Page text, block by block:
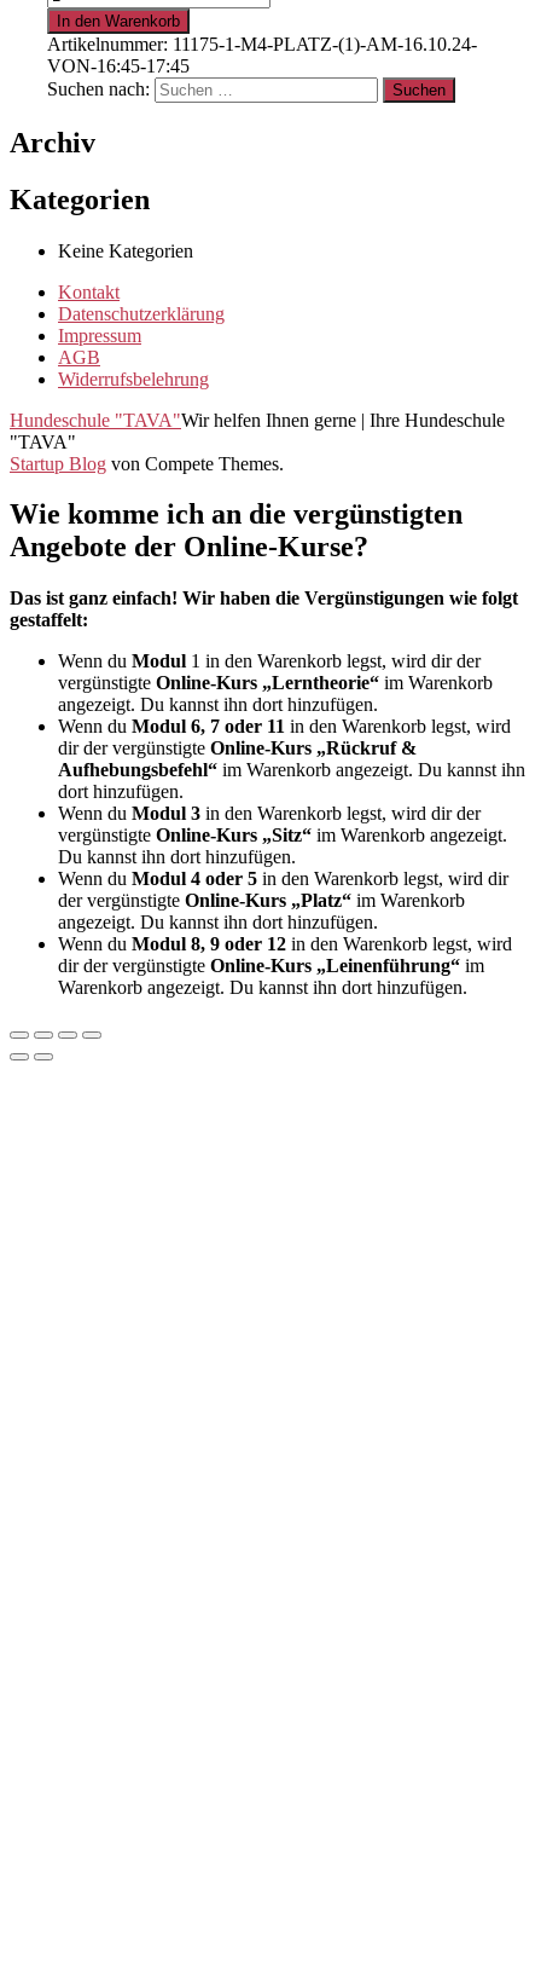
15% für Clubmitglieder!Infohier
Clubmitglied werden ?
In den Warenkorb
Artikelnummer: 11175-1-M4-PLATZ-(1)-AM-16.10.24-
VON-16:45-17:45
Suchen nach:
Archiv
Kategorien
Keine Kategorien
Kontakt
Datenschutzerklärung
Impressum
AGB
Widerrufsbelehrung
Hundeschule "TAVA"Wir helfen Ihnen gerne | Ihre Hundeschule
"TAVA"
Startup Blog von Compete Themes.
Wie komme ich an die vergünstigten
Angebote der Online-Kurse?
Das ist ganz einfach! Wir haben die Vergünstigungen wie folgt
gestaffelt:
Wenn du Modul 1 in den Warenkorb legst, wird dir der
vergünstigte Online-Kurs „Lerntheorie“ im Warenkorb
angezeigt. Du kannst ihn dort hinzufügen.
Wenn du Modul 6, 7 oder 11 in den Warenkorb legst, wird
dir der vergünstigte Online-Kurs „Rückruf &
Aufhebungsbefehl“ im Warenkorb angezeigt. Du kannst ihn
dort hinzufügen.
Wenn du Modul 3 in den Warenkorb legst, wird dir der
vergünstigte Online-Kurs „Sitz“ im Warenkorb angezeigt.
Du kannst ihn dort hinzufügen.
Wenn du Modul 4 oder 5 in den Warenkorb legst, wird dir
der vergünstigte Online-Kurs „Platz“ im Warenkorb
angezeigt. Du kannst ihn dort hinzufügen.
Wenn du Modul 8, 9 oder 12 in den Warenkorb legst, wird
dir der vergünstigte Online-Kurs „Leinenführung“ im
Warenkorb angezeigt. Du kannst ihn dort hinzufügen.